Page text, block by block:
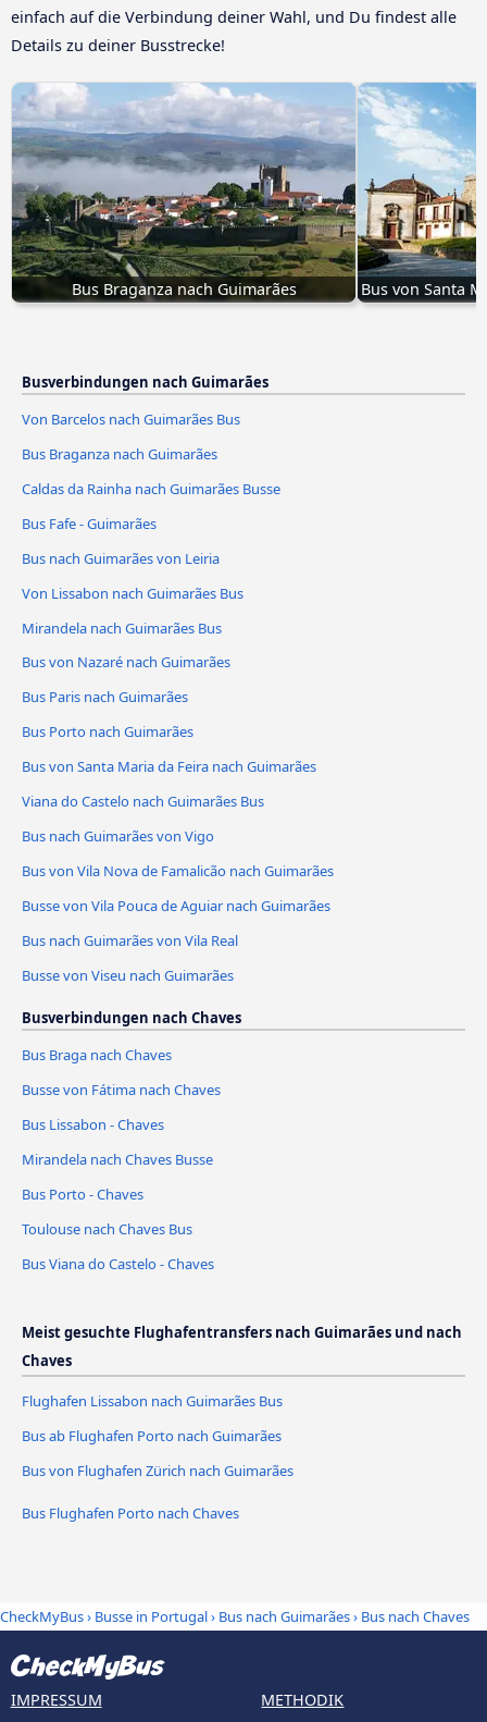
einfach auf die Verbindung deiner Wahl, und Du findest alle
Details zu deiner Busstrecke!
Bus Braganza nach Guimarães Bus von Santa
Busverbindungen nach Guimarães
Von Barcelos nach Guimarães Bus
Bus Braganza nach Guimarães
Caldas da Rainha nach Guimarães Busse
Bus Fafe - Guimarães
Bus nach Guimarães von Leiria
Von Lissabon nach Guimarães Bus
Mirandela nach Guimarães Bus
Bus von Nazaré nach Guimarães
Bus Paris nach Guimarães
Bus Porto nach Guimarães
Bus von Santa Maria da Feira nach Guimarães
Viana do Castelo nach Guimarães Bus
Bus nach Guimarães von Vigo
Bus von Vila Nova de Famalicão nach Guimarães
Busse von Vila Pouca de Aguiar nach Guimarães
Bus nach Guimarães von Vila Real
Busse von Viseu nach Guimarães
Busverbindungen nach Chaves
Bus Braga nach Chaves
Busse von Fátima nach Chaves
Bus Lissabon - Chaves
Mirandela nach Chaves Busse
Bus Porto - Chaves
Toulouse nach Chaves Bus
Bus Viana do Castelo - Chaves
Meist gesuchte Flughafentransfers nach Guimarães und nach
Chaves
Flughafen Lissabon nach Guimarães Bus
Bus ab Flughafen Porto nach Guimarães
Bus von Flughafen Zürich nach Guimarães
Bus Flughafen Porto nach Chaves
CheckMyBus› Busse in Portugal› Bus nach Guimarães› Bus nach Chaves
IMPRESSUM
METHODIK